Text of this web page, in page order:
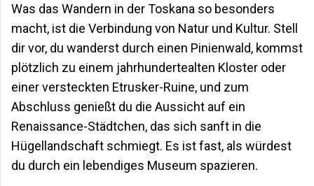
Was das Wandern in der Toskana so besonders
macht, ist die Verbindung von Natur und Kultur. Stell
dir vor, du wanderst durch einen Pinienwald, kommst
plötzlich zu einem jahrhundertealten Kloster oder
einer versteckten Etrusker-Ruine, und zum
Abschluss genießt du die Aussicht auf ein
Renaissance-Städtchen, das sich sanft in die
Hügellandschaft schmiegt. Es ist fast, als würdest
du durch ein lebendiges Museum spazieren.